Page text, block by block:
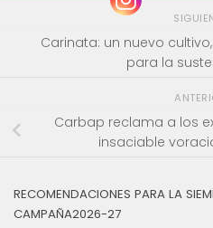
Carinata: un nuevo
para la
Carbap reclama a los
insaciable
RECOMENDACIONES PARA LA
CAMPAÑA2026-27